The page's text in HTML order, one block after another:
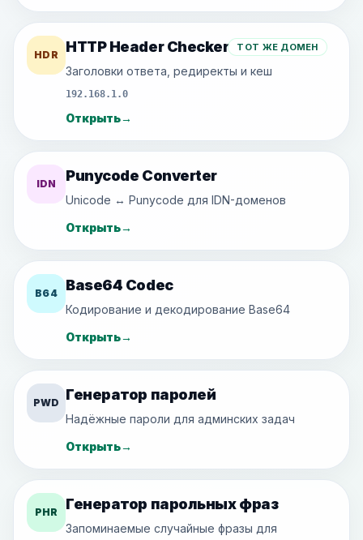
HDR HTTP Header Checker ТОТ ЖЕ ДОМЕН
Заголовки ответа, редиректы и кеш
192.168.1.0
Открыть→
IDN Punycode Converter
Unicode ↔ Punycode для IDN-доменов
Открыть→
B64 Base64 Codec
Кодирование и декодирование Base64
Открыть→
PWD Генератор паролей
Надёжные пароли для админских задач
Открыть→
PHR Генератор парольных фраз
Запоминаемые случайные фразы для